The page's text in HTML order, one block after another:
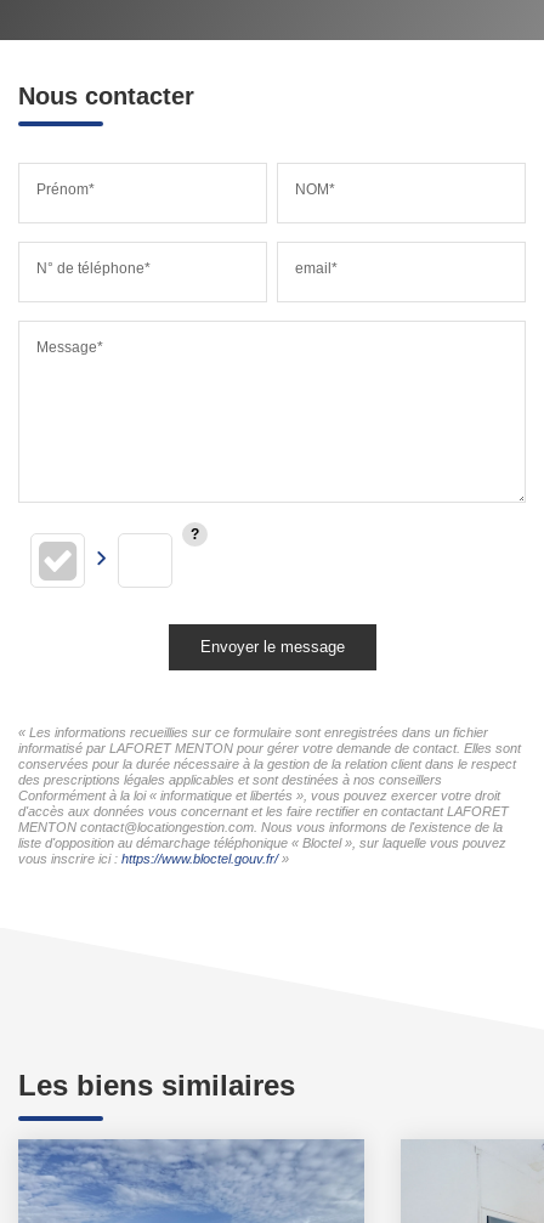
Nous contacter
Prénom* NOM*
N° de téléphone* email*
Message*
Envoyer le message
« Les informations recueillies sur ce formulaire sont enregistrées dans un fichier
informatisé par LAFORET MENTON pour gérer votre demande de contact. Elles sont
conservées pour la durée nécessaire à la gestion de la relation client dans le respect
des prescriptions légales applicables et sont destinées à nos conseillers
Conformément à la loi « informatique et libertés », vous pouvez exercer votre droit
d'accès aux données vous concernant et les faire rectifier en contactant LAFORET
MENTON contact@locationgestion.com. Nous vous informons de l'existence de la
liste d'opposition au démarchage téléphonique « Bloctel », sur laquelle vous pouvez
vous inscrire ici : https://www.bloctel.gouv.fr/»
Les biens similaires